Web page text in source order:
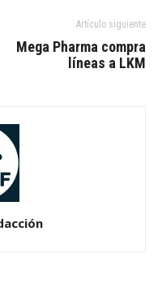
Artículo siguiente
Mega Pharma compra
líneas a LKM